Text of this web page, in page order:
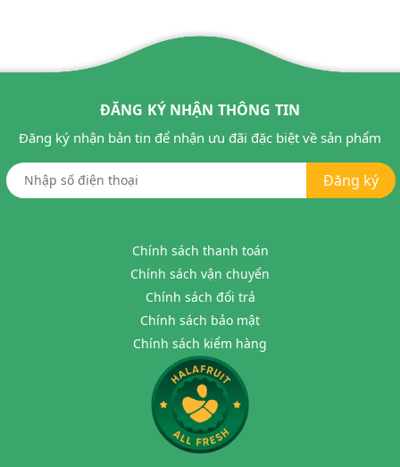
ĐĂNG KÝ NHẬN THÔNG TIN
Đăng ký nhận bản tin để nhận ưu đãi đặc biệt về sản phẩm
Đăng ký
Chính sách thanh toán
Chính sách vận chuyển
Chính sách đổi trả
Chính sách bảo mật
Chính sách kiểm hàng